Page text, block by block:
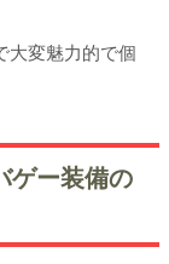
大変魅力的で個
ゲー装備の